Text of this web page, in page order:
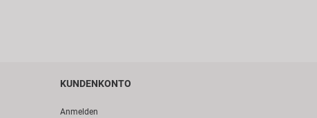
KUNDENKONTO
Anmelden